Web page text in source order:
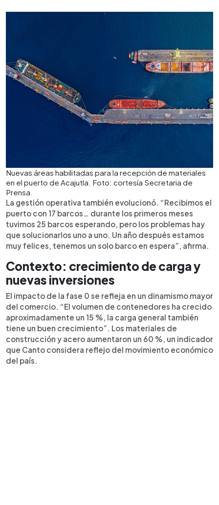
Nuevas áreas habilitadas para la recepción de materiales
en el puerto de Acajutla. Foto: cortesía Secretaria de
Prensa.
La gestión operativa también evolucionó. “Recibimos el
puerto con 17 barcos… durante los primeros meses
tuvimos 25 barcos esperando, pero los problemas hay
que solucionarlos uno a uno. Un año después estamos
muy felices, tenemos un solo barco en espera”, afirma.
Contexto: crecimiento de carga y
nuevas inversiones
El impacto de la fase 0 se refleja en un dinamismo mayor
del comercio. “El volumen de contenedores ha crecido
aproximadamente un 15 %, la carga general también
tiene un buen crecimiento”. Los materiales de
construcción y acero aumentaron un 60 %, un indicador
que Canto considera reflejo del movimiento económico
del país.